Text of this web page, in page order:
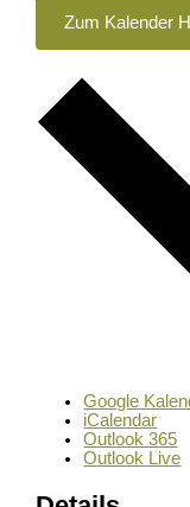
Zum Kalender
Google
iCalendar
Outlook 365
Outlook Live